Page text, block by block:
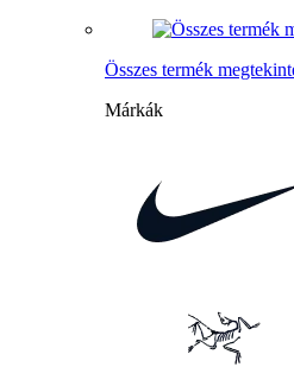
Összes termék
Márkák